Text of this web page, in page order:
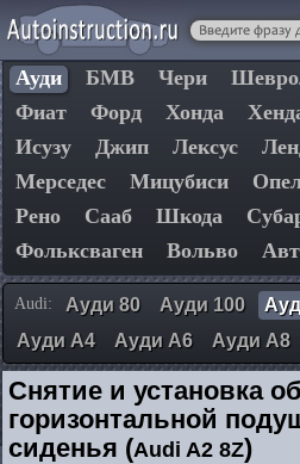
Ауди БМВ Чери
Фиат
Форд Хонда
Исузу
Джип Лексус
Мерседес
Мицубиси
Рено
Сааб Шкода
Фольксваген
Вольво
Audi: Ауди 80 Ауди 100
Ауди А4
Ауди А6 Ауди А8
Снятие и установка
горизонтальной
сиденья (Audi A2 8Z)